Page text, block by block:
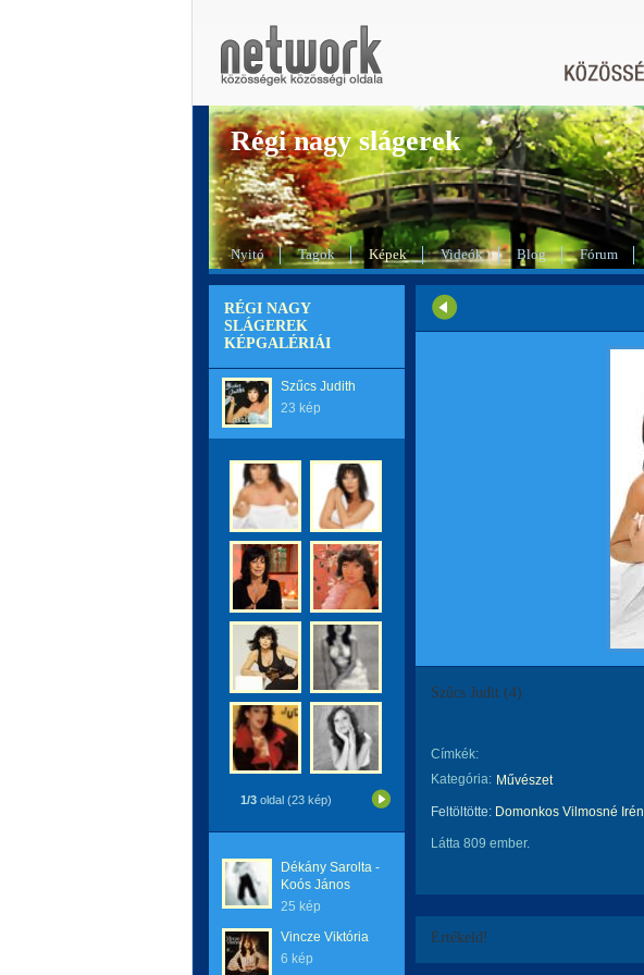
Régi nagy slágerek
Nyitó Tagok Képek Videók Blog Fórum
RÉGI NAGY
SLÁGEREK
KÉPGALÉRIÁI
Szűcs Judith
23 kép
1/3 oldal (23 kép)
Dékány Sarolta -
Koós János
25 kép
Vincze Viktória
6 kép
Szűcs Judit (4)
Címkék:
Kategória: Művészet
Feltöltötte: Domonkos Vilmosné Irén
Látta 809 ember.
Értékeld!